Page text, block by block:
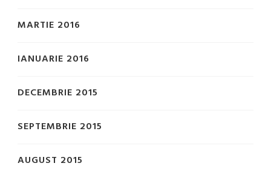
MARTIE 2016
IANUARIE 2016
DECEMBRIE 2015
SEPTEMBRIE 2015
AUGUST 2015